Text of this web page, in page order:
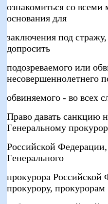
ознакомиться со
основания для
заключения под
допросить
подозреваемого или
несовершеннолетнего
обвиняемого - во всех
Право давать санкцию
Генеральному
Российской
Генерального
прокурора
прокурору, прокурорам